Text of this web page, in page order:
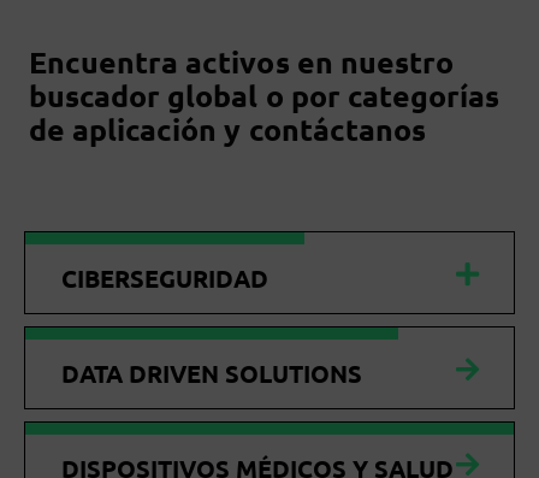
Encuentra activos en nuestro
buscador global o por categorías
de aplicación y contáctanos
CIBERSEGURIDAD
DATA DRIVEN SOLUTIONS
DISPOSITIVOS MÉDICOS Y SALUD